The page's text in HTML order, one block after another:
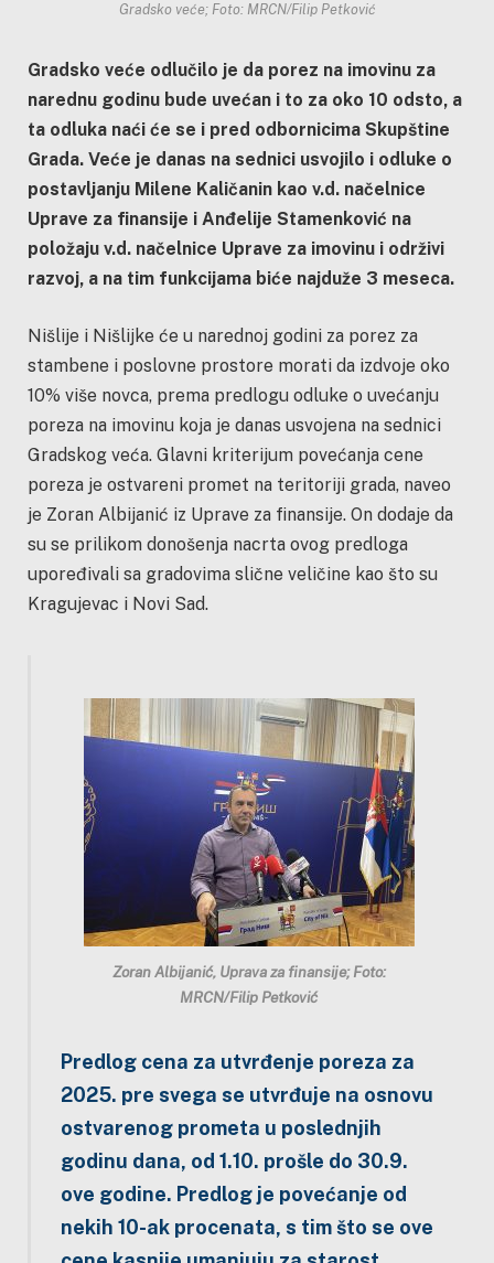
Gradsko veće; Foto: MRCN/Filip Petković
Gradsko veće odlučilo je da porez na imovinu za
narednu godinu bude uvećan i to za oko 10 odsto, a
ta odluka naći će se i pred odbornicima Skupštine
Grada. Veće je danas na sednici usvojilo i odluke o
postavljanju Milene Kaličanin kao v.d. načelnice
Uprave za finansije i Anđelije Stamenković na
položaju v.d. načelnice Uprave za imovinu i održivi
razvoj, a na tim funkcijama biće najduže 3 meseca.
Nišlije i Nišlijke će u narednoj godini za porez za
stambene i poslovne prostore morati da izdvoje oko
10% više novca, prema predlogu odluke o uvećanju
poreza na imovinu koja je danas usvojena na sednici
Gradskog veća. Glavni kriterijum povećanja cene
poreza je ostvareni promet na teritoriji grada, naveo
je Zoran Albijanić iz Uprave za finansije. On dodaje da
su se prilikom donošenja nacrta ovog predloga
upoređivali sa gradovima slične veličine kao što su
Kragujevac i Novi Sad.
Zoran Albijanić, Uprava za finansije; Foto:
MRCN/Filip Petković
Predlog cena za utvrđenje poreza za
2025. pre svega se utvrđuje na osnovu
ostvarenog prometa u poslednjih
godinu dana, od 1.10. prošle do 30.9.
ove godine. Predlog je povećanje od
nekih 10-ak procenata, s tim što se ove